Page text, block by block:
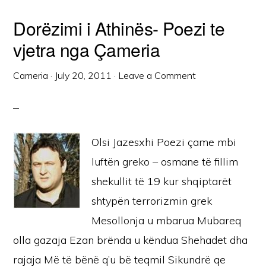
Dorëzimi i Athinës- Poezi te
vjetra nga Çameria
Cameria · July 20, 2011 · Leave a Comment
Olsi Jazesxhi Poezi çame mbi
luftën greko – osmane të fillim
shekullit të 19 kur shqiptarët
shtypën terrorizmin grek
Mesollonja u mbarua Mubareq
olla gazaja Ezan brënda u këndua Shehadet dha
rajaja Më të bënë q’u bë teqmil Sikundrë qe